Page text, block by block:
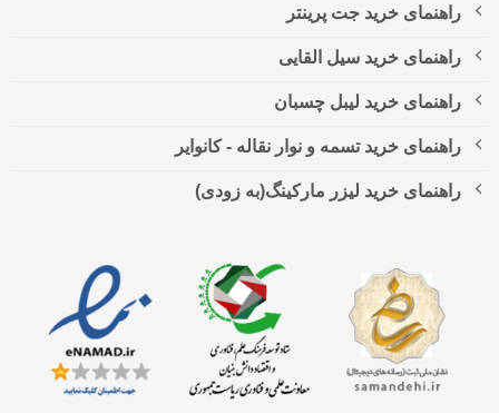
راهنمای خرید جت پرینتر
راهنمای خرید سیل القایی
راهنمای خرید لیبل چسبان
راهنمای خرید تسمه و نوار نقاله - کانوایر
راهنمای خرید لیزر مارکینگ(به زودی)